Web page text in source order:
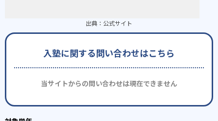
出典： 公式サイト
入塾に関する問い合わせはこちら
当サイトからの問い合わせは現在できません